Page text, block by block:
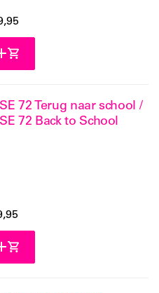
72 Terug naar school /
72 Back to School